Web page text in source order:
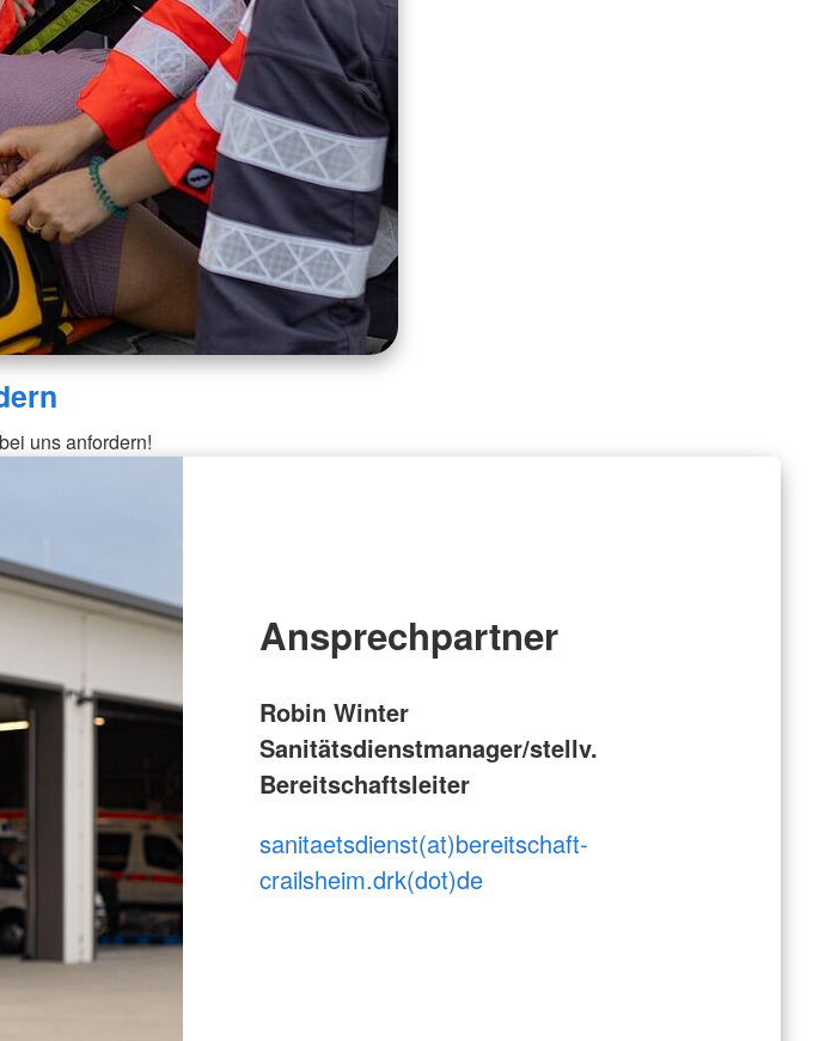
uns anfordern!
Ansprechpartner
Robin Winter
Sanitätsdienstmanager/stellv.
Bereitschaftsleiter
sanitaetsdienst(at)bereitschaft-
crailsheim.drk(dot)de